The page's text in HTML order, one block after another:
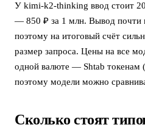
У kimi-k2-thinking ввод стоит
— 850 ₽ за 1 млн. Вывод почти
поэтому на итоговый счёт
размер запроса. Цены на все
одной валюте — Shtab токенам
поэтому модели можно
Сколько стоят